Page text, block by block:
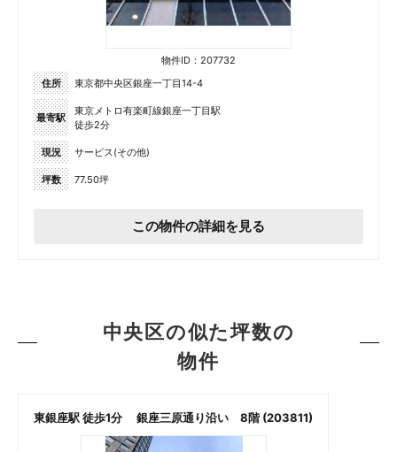
物件ID：207732
住所
東京都中央区銀座一丁目14-4
最寄駅
東京メトロ有楽町線銀座一丁目駅
徒歩2分
現況 サービス(その他)
坪数 77.50坪
この物件の詳細を見る
中央区の似た坪数の
物件
東銀座駅 徒歩1分 銀座三原通り沿い 8階 (203811)